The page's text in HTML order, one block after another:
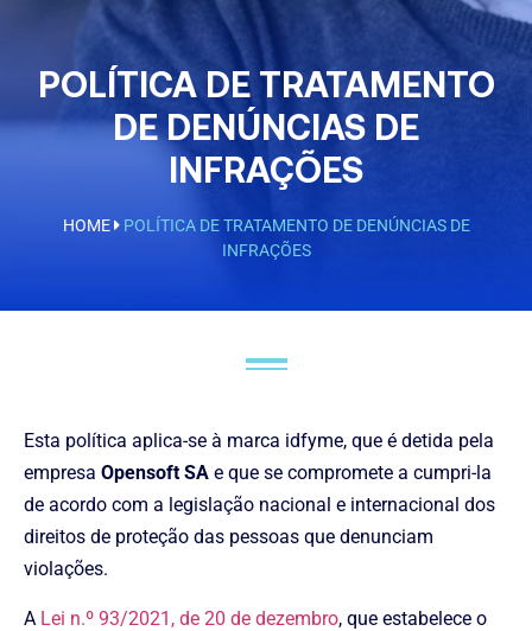
POLÍTICA DE TRATAMENTO
DE DENÚNCIAS DE
INFRAÇÕES
HOME
POLÍTICA DE TRATAMENTO DE DENÚNCIAS DE
INFRAÇÕES
Esta política aplica-se à marca idfyme, que é detida pela
empresa Opensoft SA e que se compromete a cumpri-la
de acordo com a legislação nacional e internacional dos
direitos de proteção das pessoas que denunciam
violações.
A Lei n.º 93/2021, de 20 de dezembro, que estabelece o